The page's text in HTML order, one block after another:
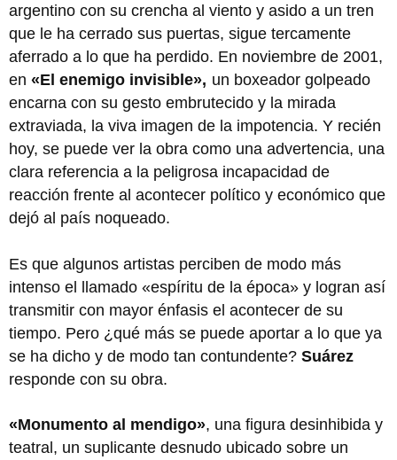
argentino con su crencha al viento y asido a un tren
que le ha cerrado sus puertas, sigue tercamente
aferrado a lo que ha perdido. En noviembre de 2001,
en «El enemigo invisible», un boxeador golpeado
encarna con su gesto embrutecido y la mirada
extraviada, la viva imagen de la impotencia. Y recién
hoy, se puede ver la obra como una advertencia, una
clara referencia a la peligrosa incapacidad de
reacción frente al acontecer político y económico que
dejó al país noqueado.
Es que algunos artistas perciben de modo más
intenso el llamado «espíritu de la época» y logran así
transmitir con mayor énfasis el acontecer de su
tiempo. Pero ¿qué más se puede aportar a lo que ya
se ha dicho y de modo tan contundente? Suárez
responde con su obra.
«Monumento al mendigo», una figura desinhibida y
teatral, un suplicante desnudo ubicado sobre un